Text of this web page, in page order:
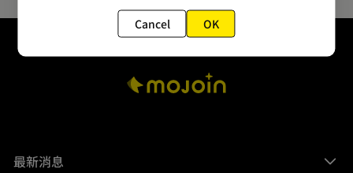
最新消息
Cancel OK